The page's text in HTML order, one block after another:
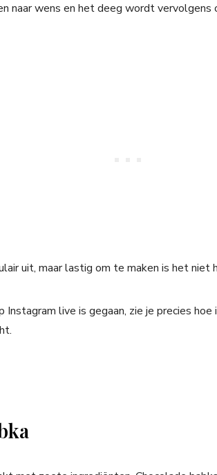
naar wens en het deeg wordt
uit, maar lastig om te maken is het niet
Instagram live is gegaan, zie je precies